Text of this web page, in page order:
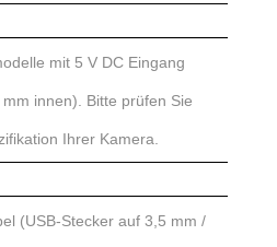
mit 5 V DC Eingang
innen). Bitte prüfen Sie
Ihrer Kamera.
(USB-Stecker auf 3,5 mm /